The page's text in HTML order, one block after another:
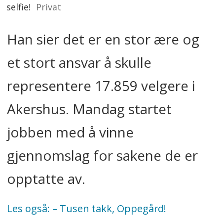
selfie! Privat
Han sier det er en stor ære og
et stort ansvar å skulle
representere 17.859 velgere i
Akershus. Mandag startet
jobben med å vinne
gjennomslag for sakene de er
opptatte av.
Les også: – Tusen takk, Oppegård!